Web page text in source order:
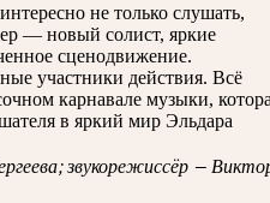
не только слушать,
— новый солист, яркие
сценодвижение.
участники действия. Всё
карнавале музыки,
в яркий мир Эльдара
звукорежиссёр —